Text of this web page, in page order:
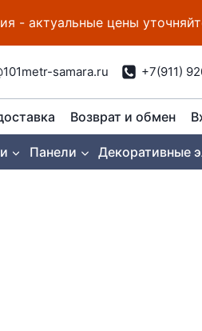
- актуальные цены
samara.ru +7(911)
Возврат и обмен
Панели Декоративные